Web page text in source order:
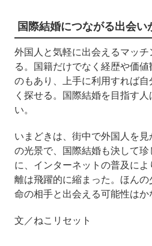
国際結婚につながる出会い
外国人と気軽に出会えるマッ
る。国籍だけでなく経歴や価
のもあり、上手に利用すれば
く探せる。国際結婚を目指す
い。
いまどきは、街中で外国人を
の光景で、国際結婚も決して
に、インターネットの普及に
離は飛躍的に縮まった。ほん
命の相手と出会える可能性はか
文／ねこリセット